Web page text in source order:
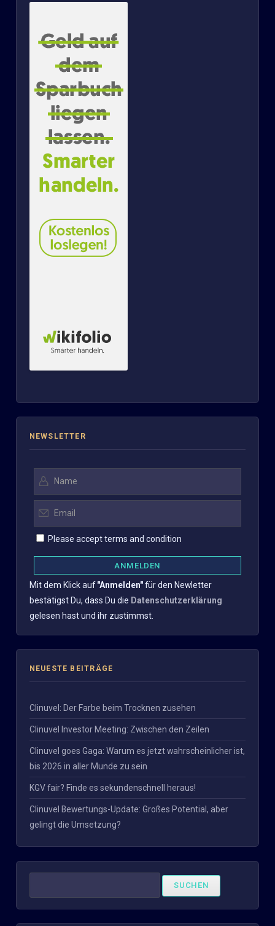
NEWSLETTER
Please accept terms and condition
Mit dem Klick auf"Anmelden"für den Newletter
bestätigst Du, dass Du die Datenschutzerklärung
gelesen hast und ihr zustimmst.
NEUESTE BEITRÄGE
Clinuvel: Der Farbe beim Trocknen zusehen
Clinuvel Investor Meeting: Zwischen den Zeilen
Clinuvel goes Gaga: Warum es jetzt wahrscheinlicher ist,
bis 2026 in aller Munde zu sein
KGV fair? Finde es sekundenschnell heraus!
Clinuvel Bewertungs-Update: Großes Potential, aber
gelingt die Umsetzung?